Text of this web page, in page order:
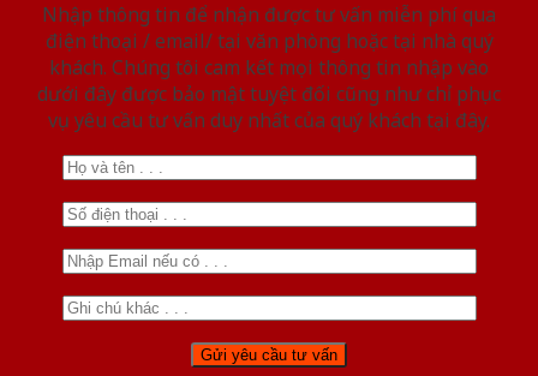
Nhập thông tin để nhận được tư vấn miễn phí qua
điện thoại / email/ tại văn phòng hoặc tại nhà quý
khách. Chúng tôi cam kết mọi thông tin nhập vào
dưới đây được bảo mật tuyệt đối cũng như chỉ phục
vụ yêu cầu tư vấn duy nhất của quý khách tại đây.